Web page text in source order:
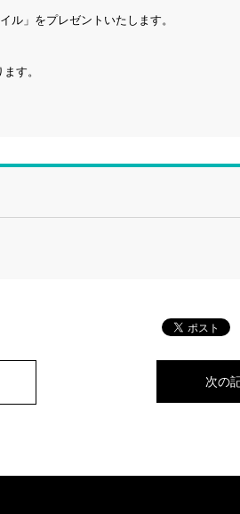
ル」をプレゼントいたします。
す。
次の